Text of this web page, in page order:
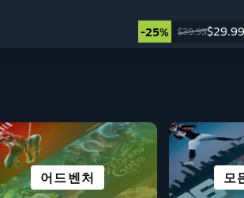
-25% $39.99$29.99
어드벤처 모
격투
시뮬레이션 비
도시 및 정착